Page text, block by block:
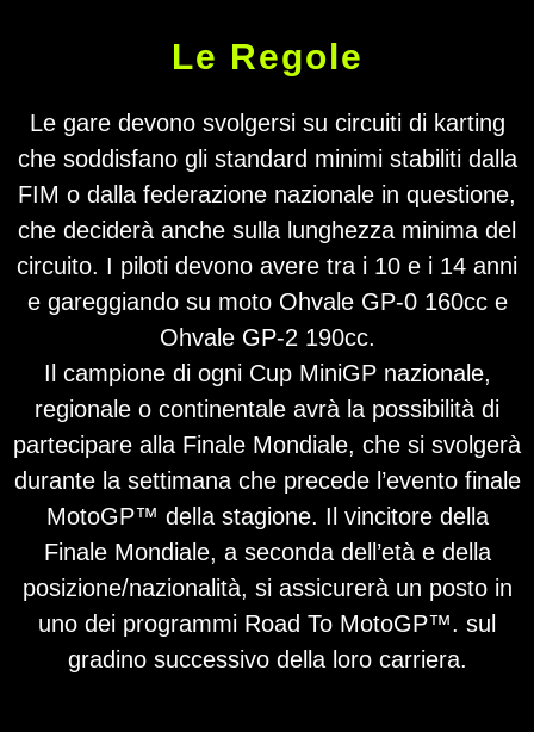
Le Regole
Le gare devono svolgersi su circuiti di karting
che soddisfano gli standard minimi stabiliti dalla
FIM o dalla federazione nazionale in questione,
che deciderà anche sulla lunghezza minima del
circuito. I piloti devono avere tra i 10 e i 14 anni
e gareggiando su moto Ohvale GP-0 160cc e
Ohvale GP-2 190cc.
Il campione di ogni Cup MiniGP nazionale,
regionale o continentale avrà la possibilità di
partecipare alla Finale Mondiale, che si svolgerà
durante la settimana che precede l’evento finale
MotoGP™ della stagione. Il vincitore della
Finale Mondiale, a seconda dell’età e della
posizione/nazionalità, si assicurerà un posto in
uno dei programmi Road To MotoGP™. sul
gradino successivo della loro carriera.